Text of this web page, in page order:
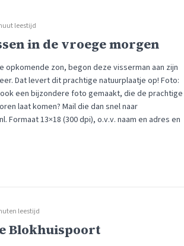
leestijd
in de vroege morgen
opkomende zon, begon deze visserman aan zijn
Dat levert dit prachtige natuurplaatje op! Foto:
een bijzondere foto gemaakt, die de prachtige
laat komen? Mail die dan snel naar
Formaat 13×18 (300 dpi), o.v.v. naam en adres en
leestijd
Blokhuispoort